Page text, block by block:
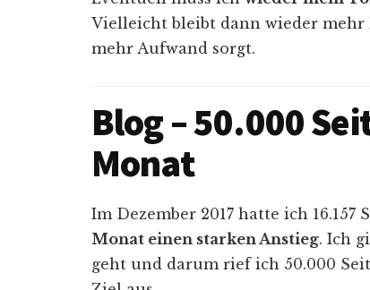
Vielleicht bleibt dann wieder
mehr Aufwand sorgt.
Blog – 50.000
Monat
Im Dezember 2017 hatte ich
Monat einen starken Anstieg. Ich
geht und darum rief ich 50.000